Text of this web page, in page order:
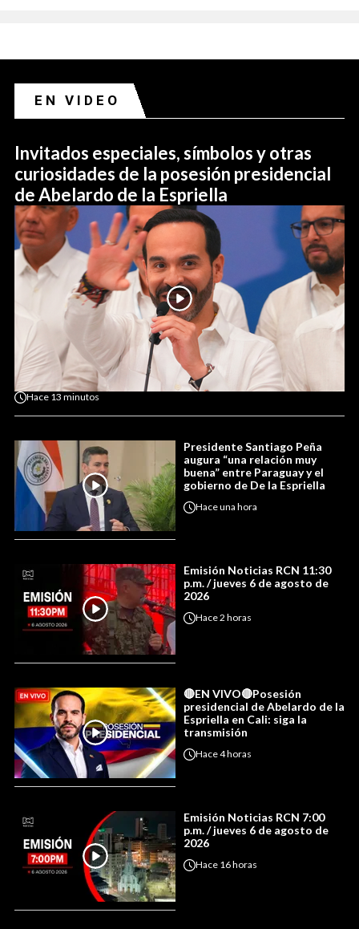
EN VIDEO
Invitados especiales, símbolos y otras
curiosidades de la posesión presidencial
de Abelardo de la Espriella
Hace 13 minutos
Presidente Santiago Peña
augura “una relación muy
buena” entre Paraguay y el
gobierno de De la Espriella
Haceuna hora
Emisión Noticias RCN 11:30
p.m. / jueves 6 de agosto de
2026
Hace2 horas
🔴EN VIVO🔴Posesión
presidencial de Abelardo de la
Espriella en Cali: siga la
transmisión
Hace4 horas
Emisión Noticias RCN 7:00
p.m. / jueves 6 de agosto de
2026
Hace 16 horas